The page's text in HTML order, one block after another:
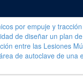
por empuje y
de diseñar un plan
entre las Lesiones
de autoclave de una